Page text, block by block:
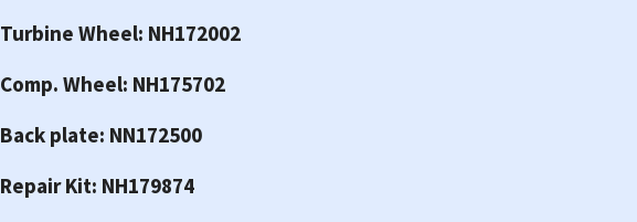
Turbine Wheel: NH172002
Comp. Wheel: NH175702
Back plate: NN172500
Repair Kit: NH179874